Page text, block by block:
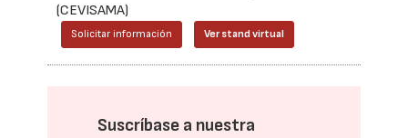
(CEVISAMA)
Solicitar información Ver stand virtual
Suscríbase a nuestra